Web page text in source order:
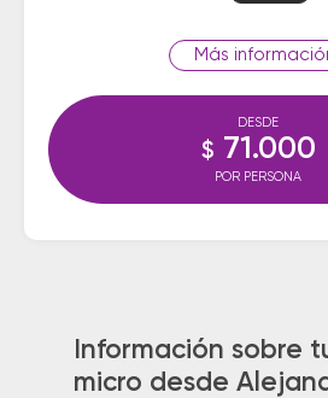
DESDE
$ 71.000
POR PERSONA
Información sobre
micro desde